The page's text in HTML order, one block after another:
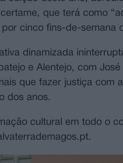
que terá como
cinco fins-de-semana
dinamizada
e Alentejo, com
que fazer justiça com
dos anos.
cultural em todo o